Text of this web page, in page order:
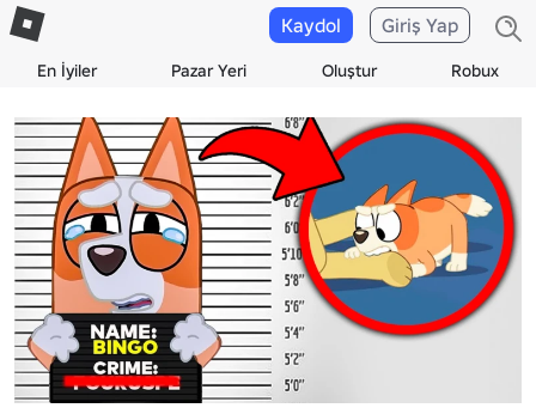
En İyiler Pazar Yeri Oluştur Robux
Kaydol Giriş Yap